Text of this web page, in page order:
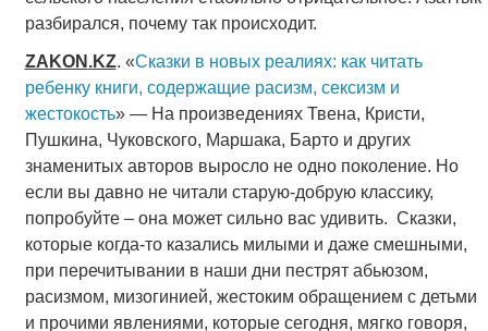
разбирался, почему так происходит.
ZAKON .KZ. «Сказки в новых реалиях: как читать
ребенку книги, содержащие расизм, сексизм и
жестокость» — На произведениях Твена, Кристи,
Пушкина, Чуковского, Маршака, Барто и других
знаменитых авторов выросло не одно поколение. Но
если вы давно не читали старую-добрую классику,
попробуйте – она может сильно вас удивить. Сказки,
которые когда-то казались милыми и даже смешными,
при перечитывании в наши дни пестрят абьюзом,
расизмом, мизогинией, жестоким обращением с детьми
и прочими явлениями, которые сегодня, мягко говоря,